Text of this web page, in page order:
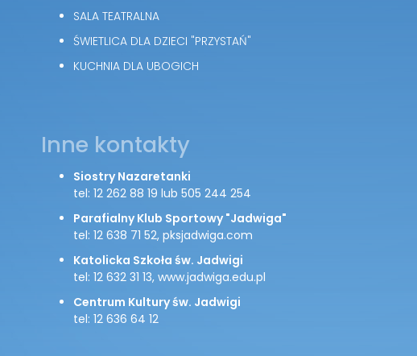
SALA TEATRALNA
ŚWIETLICA DLA DZIECI "PRZYSTAŃ"
KUCHNIA DLA UBOGICH
Inne kontakty
Siostry Nazaretanki
tel: 12 262 88 19 lub 505 244 254
Parafialny Klub Sportowy "Jadwiga"
tel: 12 638 71 52, pksjadwiga.com
Katolicka Szkoła św. Jadwigi
tel: 12 632 31 13, www.jadwiga.edu.pl
Centrum Kultury św. Jadwigi
tel: 12 636 64 12